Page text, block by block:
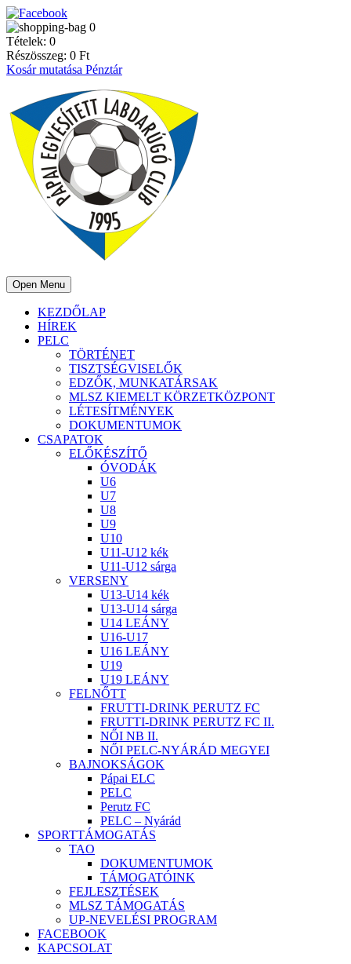
0
Tételek: 0
Részösszeg: 0 Ft
Kosár mutatása Pénztár
Open Menu
KEZDŐLAP
HÍREK
PELC
TÖRTÉNET
TISZTSÉGVISELŐK
EDZŐK, MUNKATÁRSAK
MLSZ KIEMELT KÖRZETKÖZPONT
LÉTESÍTMÉNYEK
DOKUMENTUMOK
CSAPATOK
ELŐKÉSZÍTŐ
ÓVODÁK
U6
U7
U8
U9
U10
U11-U12 kék
U11-U12 sárga
VERSENY
U13-U14 kék
U13-U14 sárga
U14 LEÁNY
U16-U17
U16 LEÁNY
U19
U19 LEÁNY
FELNŐTT
FRUTTI-DRINK PERUTZ FC
FRUTTI-DRINK PERUTZ FC II.
NŐI NB II.
NŐI PELC-NYÁRÁD MEGYEI
BAJNOKSÁGOK
Pápai ELC
PELC
Perutz FC
PELC – Nyárád
SPORTTÁMOGATÁS
TAO
DOKUMENTUMOK
TÁMOGATÓINK
FEJLESZTÉSEK
MLSZ TÁMOGATÁS
UP-NEVELÉSI PROGRAM
FACEBOOK
KAPCSOLAT